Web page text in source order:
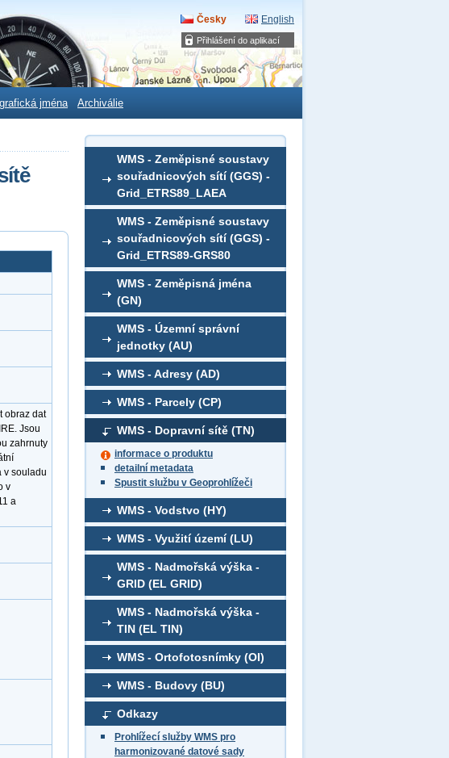
Přihlášení do aplikací
Česky English
jména Archiválie
WMS - Zeměpisné soustavy
souřadnicových sítí (GGS) -
Grid_ETRS89_LAEA
WMS - Zeměpisné soustavy
souřadnicových sítí (GGS) -
Grid_ETRS89-GRS80
WMS - Zeměpisná jména
(GN)
WMS - Územní správní
jednotky (AU)
WMS - Adresy (AD)
WMS - Parcely (CP)
WMS - Dopravní sítě (TN)
informace o produktu
detailní metadata
Spustit službu v Geoprohlížeči
WMS - Vodstvo (HY)
WMS - Využití území (LU)
WMS - Nadmořská výška -
GRID (EL GRID)
WMS - Nadmořská výška -
TIN (EL TIN)
WMS - Ortofotosnímky (OI)
WMS - Budovy (BU)
Odkazy
Prohlížecí služby WMS pro
harmonizované datové sady
obraz dat
Jsou
zahrnuty
v souladu
v
a